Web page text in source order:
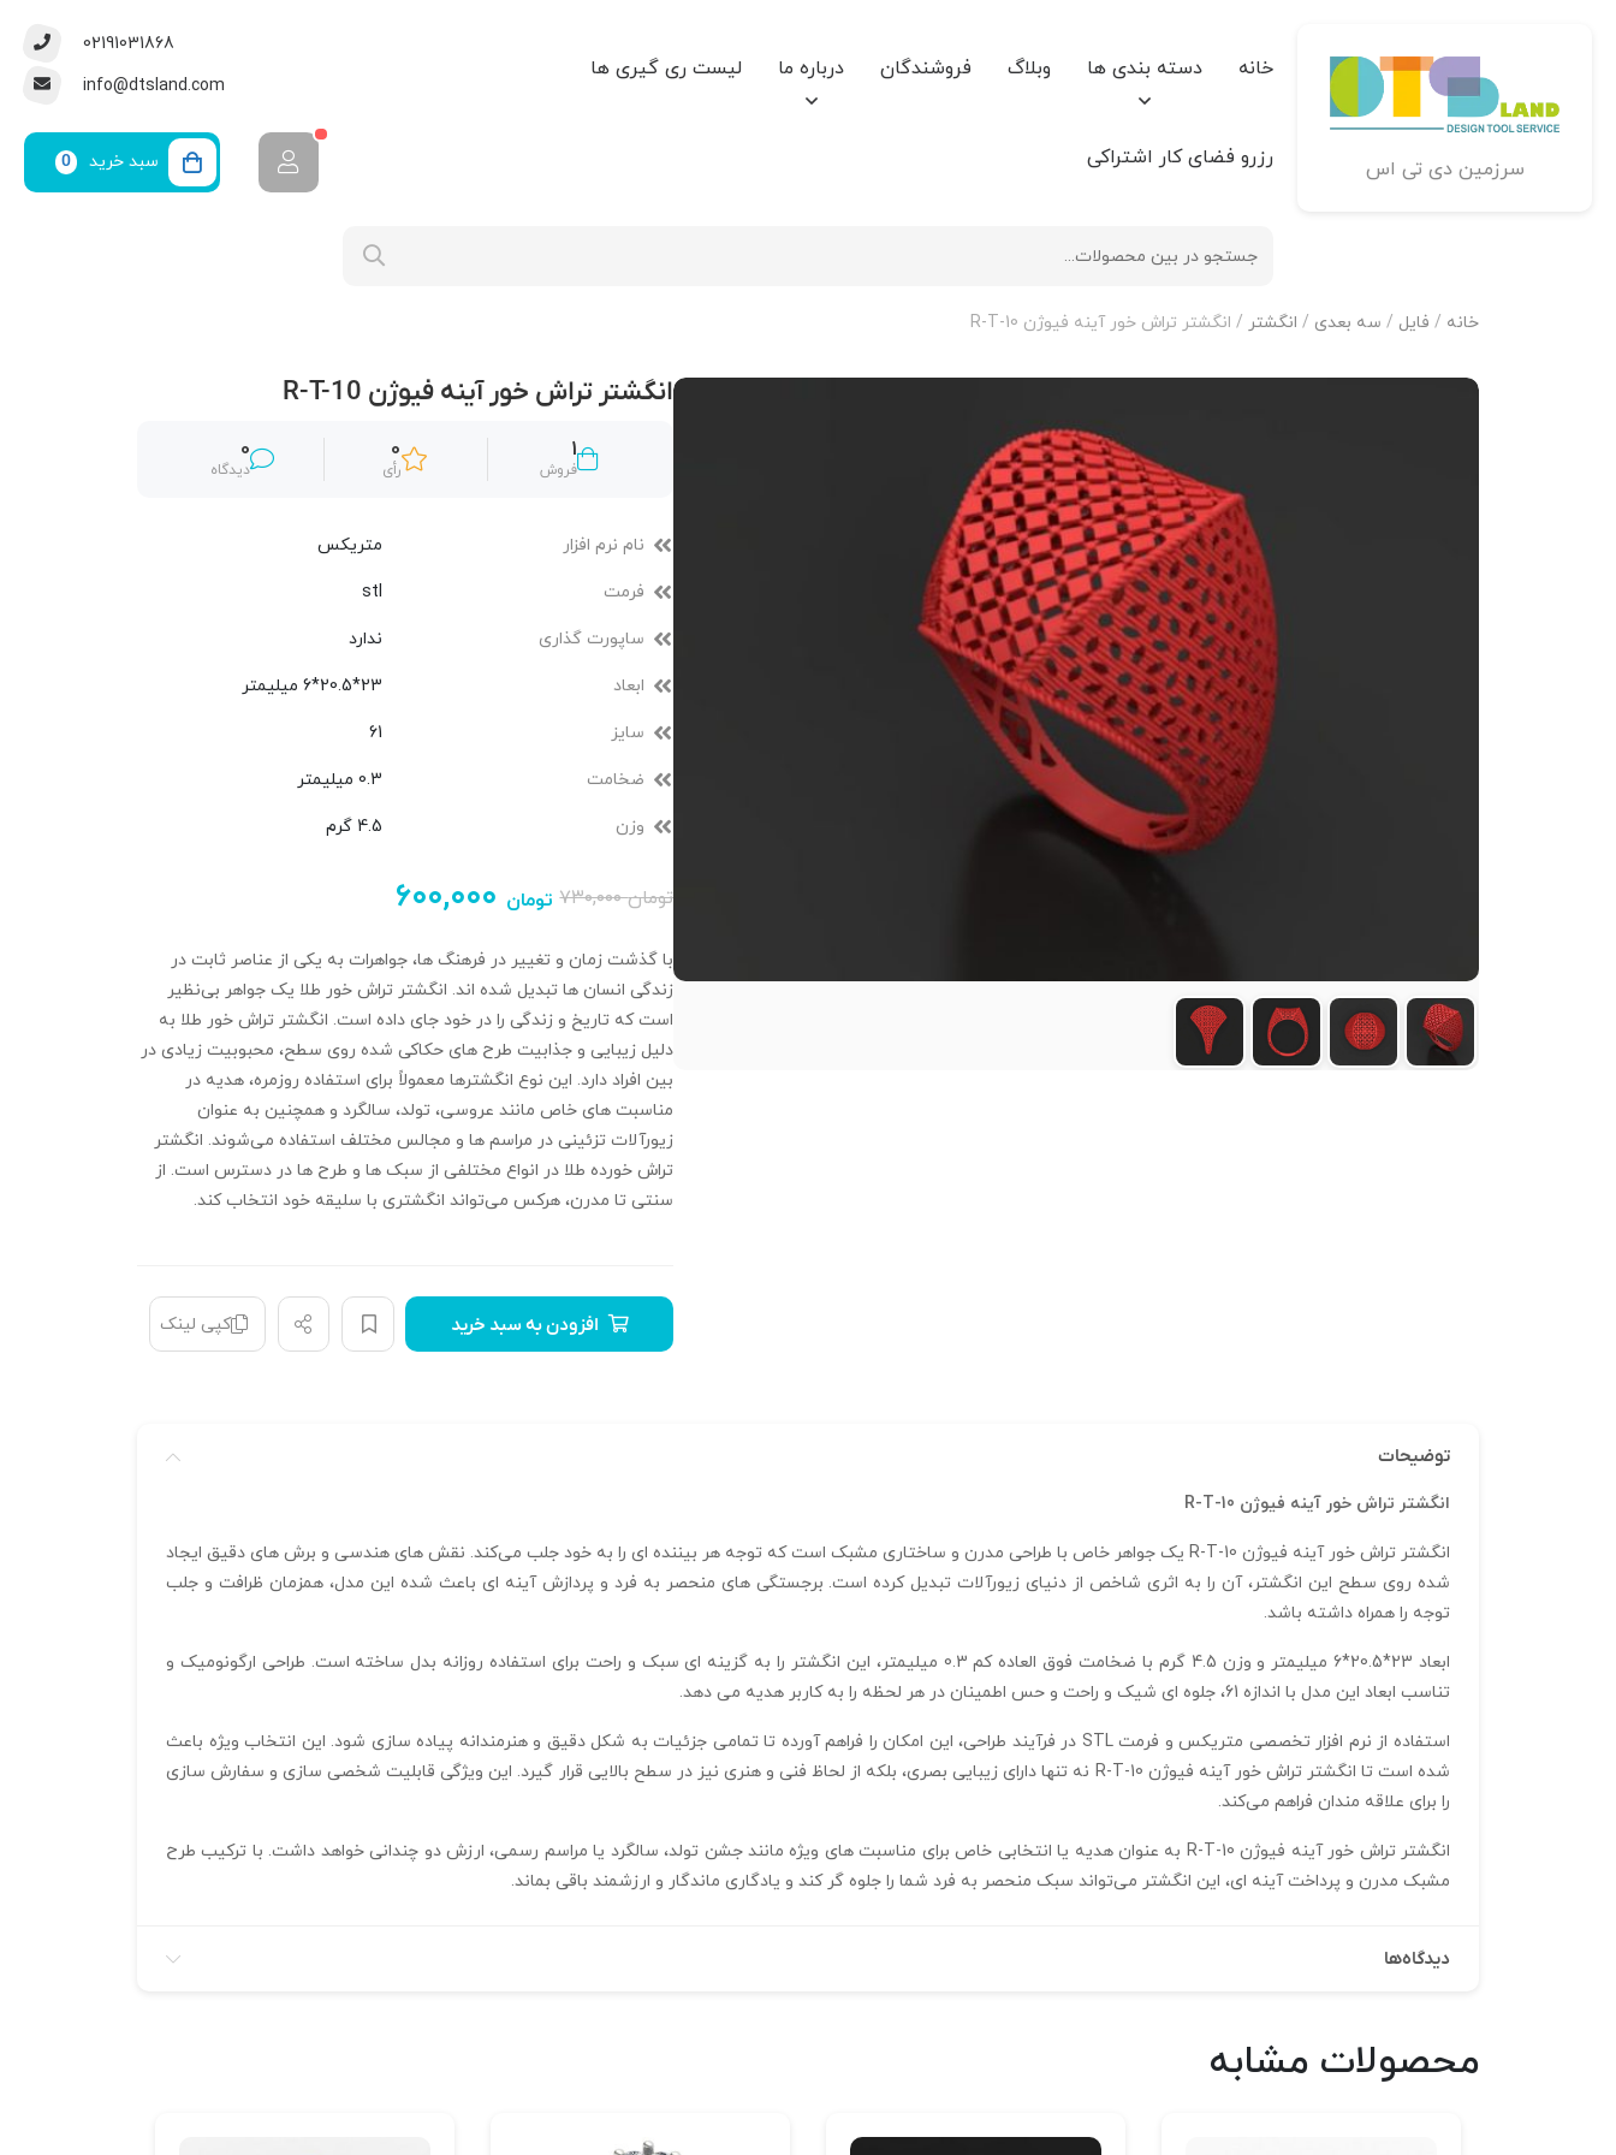
سرزمین دی تی اس
خانه دسته بندی ها وبلاگ فروشندگان درباره ما لیست ری گیری ها
رزرو فضای کار اشتراکی
02191031868
info@dtsland.com
سبد خرید 0
خانه / فایل / سه بعدی / انگشتر / انگشتر تراش خور آینه فیوژن R-T-10
انگشتر تراش خور آینه فیوژن R-T-10
1
فروش
0
رأی
0
دیدگاه
نام نرم افزار متریکس
فرمت stl
ساپورت گذاری ندارد
ابعاد 23*20.5*6 میلیمتر
سایز 61
ضخامت 0.3 میلیمتر
وزن 4.5 گرم
۷۳۰,۰۰۰تومان ۶۰۰,۰۰۰ تومان
با گذشت زمان و تغییر در فرهنگ‌ ها، جواهرات به یکی از عناصر ثابت در
زندگی انسان‌ ها تبدیل شده‌ اند. انگشتر تراش خور طلا یک جواهر بی‌نظیر
است که تاریخ و زندگی را در خود جای داده است. انگشتر تراش‌ خور طلا به
دلیل زیبایی و جذابیت طرح‌ های حکاکی شده روی سطح، محبوبیت زیادی در
بین افراد دارد. این نوع انگشترها معمولاً برای استفاده روزمره، هدیه‌ در
مناسبت‌ های خاص مانند عروسی، تولد، سالگرد و همچنین به عنوان
زیورآلات تزئینی در مراسم‌ ها و مجالس مختلف استفاده می‌شوند. انگشتر
تراش خورده طلا در انواع مختلفی از سبک‌ ها و طرح‌ ها در دسترس است. از
سنتی تا مدرن، هرکس می‌تواند انگشتری با سلیقه خود انتخاب کند.
افزودن به سبد خرید کپی لینک
توضیحات
انگشتر تراش خور آینه فیوژن R-T-10
انگشتر تراش خور آینه فیوژن R-T-10 یک جواهر خاص با طراحی مدرن و ساختاری مشبک است که توجه هر بیننده‌ ای را به خود جلب می‌کند. نقش‌ های هندسی و برش‌ های دقیق ایجاد
شده روی سطح این انگشتر، آن را به اثری شاخص از دنیای زیورآلات تبدیل کرده است. برجستگی‌ های منحصر به فرد و پردازش آینه‌ ای باعث شده این مدل، همزمان ظرافت و جلب
توجه را همراه داشته باشد.
ابعاد 23*20.5*6 میلیمتر و وزن 4.5 گرم با ضخامت فوق‌ العاده کم 0.3 میلیمتر، این انگشتر را به گزینه‌ ای سبک و راحت برای استفاده روزانه بدل ساخته است. طراحی ارگونومیک و
تناسب ابعاد این مدل با اندازه 61، جلوه‌ ای شیک و راحت و حس اطمینان در هر لحظه را به کاربر هدیه می‌ دهد.
استفاده از نرم‌ افزار تخصصی متریکس و فرمت STL در فرآیند طراحی، این امکان را فراهم آورده تا تمامی جزئیات به شکل دقیق و هنرمندانه پیاده‌ سازی شود. این انتخاب ویژه باعث
شده است تا انگشتر تراش خور آینه فیوژن R-T-10 نه تنها دارای زیبایی بصری، بلکه از لحاظ فنی و هنری نیز در سطح بالایی قرار گیرد. این ویژگی قابلیت شخصی‌ سازی و سفارش‌ سازی
را برای علاقه‌ مندان فراهم می‌کند.
انگشتر تراش خور آینه فیوژن R-T-10 به عنوان هدیه یا انتخابی خاص برای مناسبت‌ های ویژه مانند جشن تولد، سالگرد یا مراسم رسمی، ارزش دو چندانی خواهد داشت. با ترکیب طرح
مشبک مدرن و پرداخت آینه‌ ای، این انگشتر می‌تواند سبک منحصر به‌ فرد شما را جلوه‌ گر کند و یادگاری ماندگار و ارزشمند باقی بماند.
دیدگاه‌ها
محصولات مشابه